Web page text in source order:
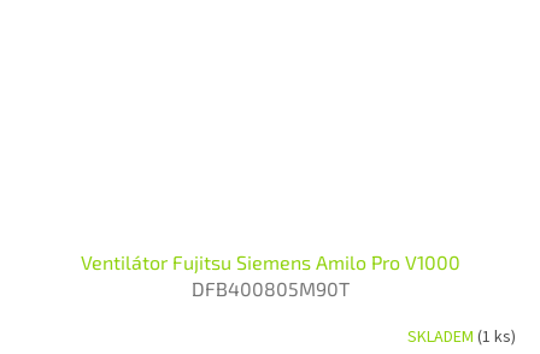
Ventilátor Fujitsu Siemens Amilo Pro V1000
DFB400805M90T
SKLADEM (1 ks)